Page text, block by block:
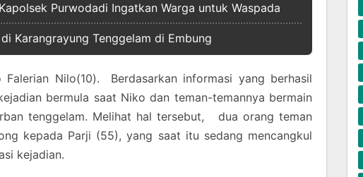
Purwodadi Ingatkan Warga untuk Waspada
Karangrayung Tenggelam di Embung
Falerian Nilo(10). Berdasarkan informasi yang berhasil
bermula saat Niko dan teman-temannya bermain
tenggelam. Melihat hal tersebut, dua orang teman
kepada Parji (55), yang saat itu sedang mencangkul
kejadian.